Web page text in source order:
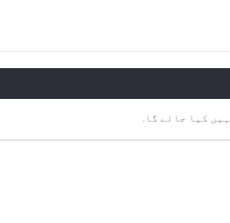
کیا جائے گا.